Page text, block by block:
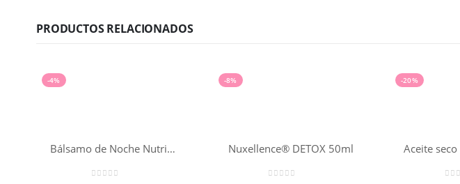
PRODUCTOS RELACIONADOS
-4%
Bálsamo de Noche Nutri-Fortificante Nuxuriance® Gold 50ml
-8%
Nuxellence® DETOX 50ml
-20%